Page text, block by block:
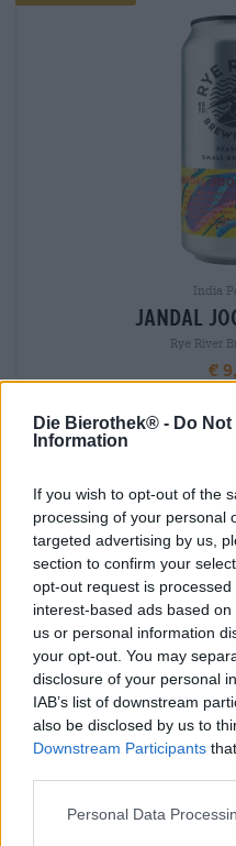
Die Bierothek® - Do
Information
If you wish to opt-out of the
processing of your personal
targeted advertising by us,
section to confirm your
opt-out request is
interest-based ads based
us or personal information
your opt-out. You may
disclosure of your personal
IAB’s list of downstream
also be disclosed by us to
Downstream Participants
Personal Data
India
jandal
Rye River
€